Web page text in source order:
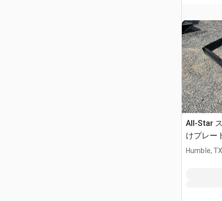
All-Star
けプレー
Humble,